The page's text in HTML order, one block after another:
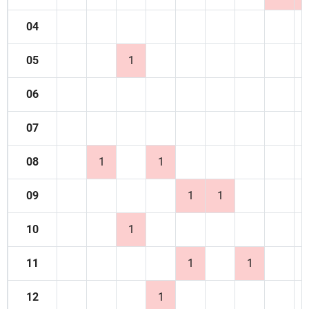
04
05 1
06
07
08 1 1
09 1 1
10 1
11 1 1
12 1